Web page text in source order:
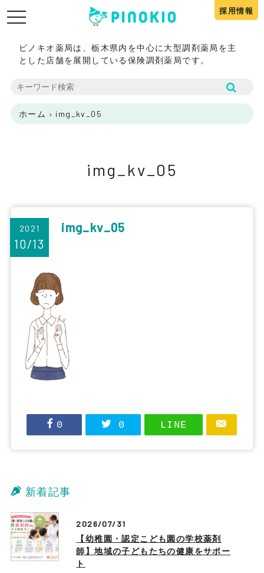
toggle
採用情報
ピノキオ薬局は、栃木県内を中心に大型調剤薬局を主
とした店舗を展開している保険調剤薬局です。
ホーム › img_kv_05
img_kv_05
2021
10/13
img_kv_05
0 0 LINE
新着記事
2026/07/31
【幼稚園・認定こども園の学校薬剤
師】地域の子どもたちの健康をサポー
ト